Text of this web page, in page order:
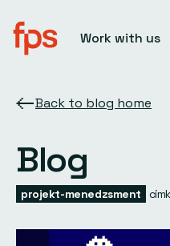
Work with us
Back to blog home
Blog
projekt-menedzsment